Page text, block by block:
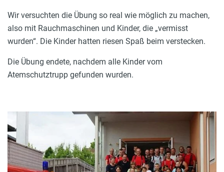
Wir versuchten die Übung so real wie möglich zu machen,
also mit Rauchmaschinen und Kinder, die „vermisst
wurden“. Die Kinder hatten riesen Spaß beim verstecken.
Die Übung endete, nachdem alle Kinder vom
Atemschutztrupp gefunden wurden.